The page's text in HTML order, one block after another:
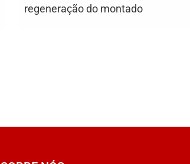
regeneração do montado